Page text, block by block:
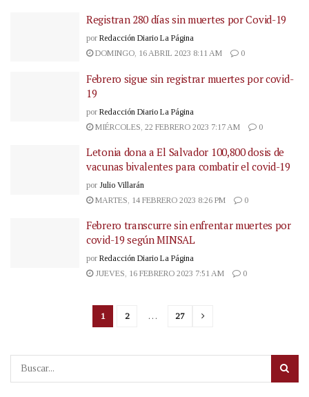
Registran 280 días sin muertes por Covid-19
por Redacción Diario La Página
DOMINGO, 16 ABRIL 2023 8:11 AM
0
Febrero sigue sin registrar muertes por covid-
19
por Redacción Diario La Página
MIÉRCOLES, 22 FEBRERO 2023 7:17 AM
0
Letonia dona a El Salvador 100,800 dosis de
vacunas bivalentes para combatir el covid-19
por Julio Villarán
MARTES, 14 FEBRERO 2023 8:26 PM
0
Febrero transcurre sin enfrentar muertes por
covid-19 según MINSAL
por Redacción Diario La Página
JUEVES, 16 FEBRERO 2023 7:51 AM
0
1 2 … 27